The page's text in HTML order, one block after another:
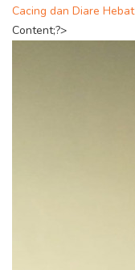
Cacing dan Diare Hebat
Content;?>